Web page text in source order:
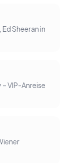
Sheeran in
VIP-Anreise